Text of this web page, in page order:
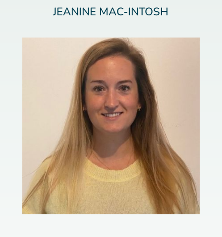
JEANINE MAC-INTOSH